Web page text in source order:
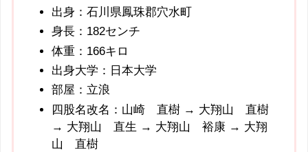
出身：石川県鳳珠郡穴水町
身長：182センチ
体重：166キロ
出身大学：日本大学
部屋：立浪
四股名改名：山崎 直樹 → 大翔山 直樹
→ 大翔山 直生 → 大翔山 裕康 → 大翔
山 直樹